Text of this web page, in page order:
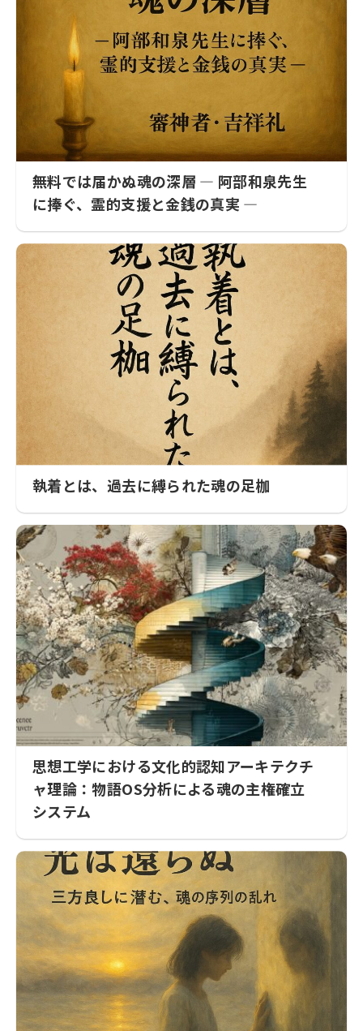
無料では届かぬ魂の深層 ― 阿部和泉先生
に捧ぐ、霊的支援と金銭の真実 ―
執着とは、過去に縛られた魂の足枷
思想工学における文化的認知アーキテクチ
ャ理論：物語OS分析による魂の主権確立
システム